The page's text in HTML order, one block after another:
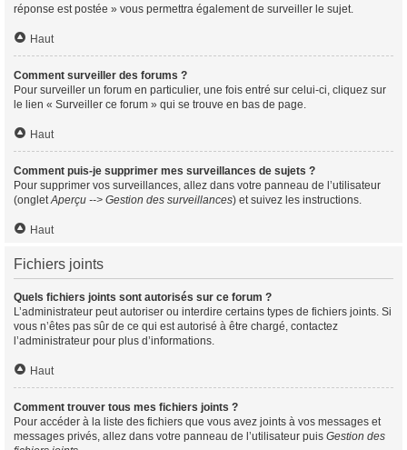
réponse est postée » vous permettra également de surveiller le sujet.
Haut
Comment surveiller des forums ?
Pour surveiller un forum en particulier, une fois entré sur celui-ci, cliquez sur
le lien « Surveiller ce forum » qui se trouve en bas de page.
Haut
Comment puis-je supprimer mes surveillances de sujets ?
Pour supprimer vos surveillances, allez dans votre panneau de l’utilisateur
(ongletAperçu --> Gestion des surveillances) et suivez les instructions.
Haut
Fichiers joints
Quels fichiers joints sont autorisés sur ce forum ?
L’administrateur peut autoriser ou interdire certains types de fichiers joints. Si
vous n’êtes pas sûr de ce qui est autorisé à être chargé, contactez
l’administrateur pour plus d’informations.
Haut
Comment trouver tous mes fichiers joints ?
Pour accéder à la liste des fichiers que vous avez joints à vos messages et
messages privés, allez dans votre panneau de l’utilisateur puis Gestion des